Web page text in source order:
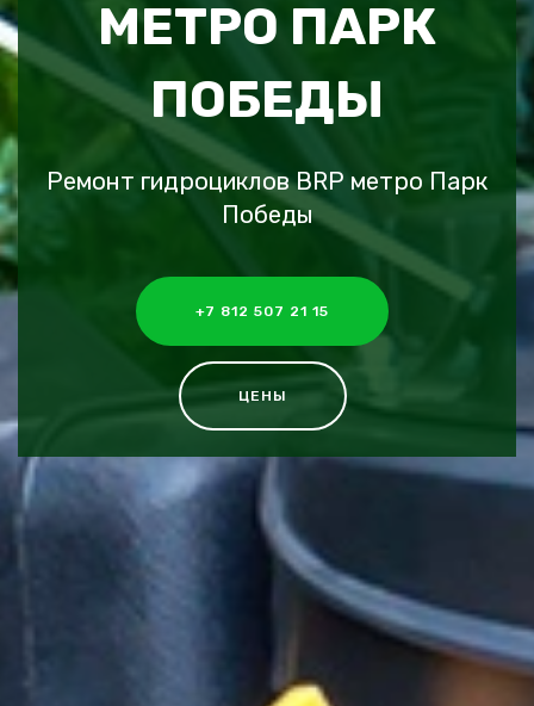
МЕТРО ПАРК
ПОБЕДЫ
Ремонт гидроциклов BRP метро Парк
Победы
+7 812 507 21 15
ЦЕНЫ